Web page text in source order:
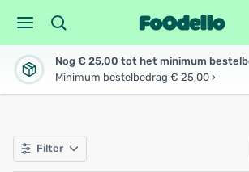
Nog € 25,00 tot het minimum
Minimum bestelbedrag € 25,00 ›
Filter